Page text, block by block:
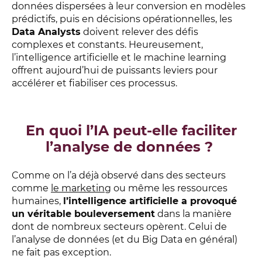
données dispersées à leur conversion en modèles
prédictifs, puis en décisions opérationnelles, les
Data Analysts doivent relever des défis
complexes et constants. Heureusement,
l’intelligence artificielle et le machine learning
offrent aujourd’hui de puissants leviers pour
accélérer et fiabiliser ces processus.
En quoi l’IA peut-elle faciliter
l’analyse de données ?
Comme on l’a déjà observé dans des secteurs
comme le marketing ou même les ressources
humaines, l’intelligence artificielle a provoqué
un véritable bouleversement dans la manière
dont de nombreux secteurs opèrent. Celui de
l’analyse de données (et du Big Data en général)
ne fait pas exception.